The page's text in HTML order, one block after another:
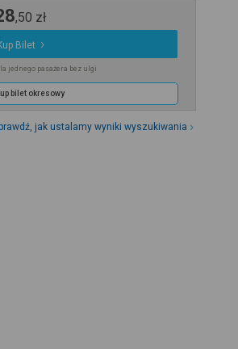
,50 zł
Bilet
jednego pasażera bez ulgi
bilet okresowy
jak ustalamy wyniki wyszukiwania